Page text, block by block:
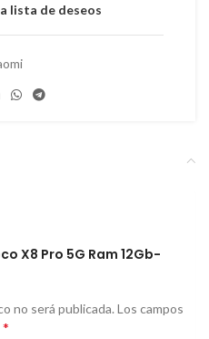
lista de deseos
X8 Pro 5G Ram 12Gb-
no será publicada. Los campos
*